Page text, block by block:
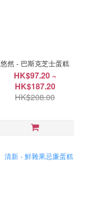
悠然 - 巴斯克芝士蛋糕
HK$97.20 ~
HK$187.20
HK$208.00